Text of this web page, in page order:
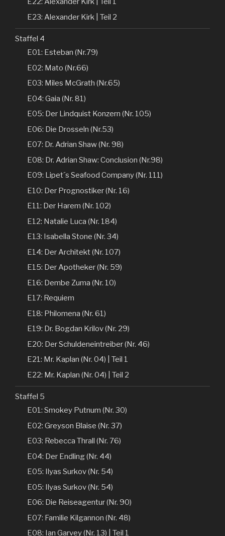
E23: Alexander Kirk | Teil 2
Staffel 4
E01: Esteban (Nr.79)
E02: Mato (Nr.66)
E03: Miles McGrath (Nr.65)
E04: Gaia (Nr. 81)
E05: Der Lindquist Konzern (Nr. 105)
E06: Die Drosseln (Nr.53)
E07: Dr. Adrian Shaw (Nr. 98)
E08: Dr. Adrian Shaw: Conclusion (Nr.98)
E09: Lipet´s Seafood Company (Nr. 111)
E10: Der Prognostiker (Nr. 16)
E11: Der Harem (Nr. 102)
E12: Natalie Luca (Nr. 184)
E13: Isabella Stone (Nr. 34)
E14: Der Architekt (Nr. 107)
E15: Der Apotheker (Nr. 59)
E16: Dembe Zuma (Nr. 10)
E17: Requiem
E18: Philomena (Nr. 61)
E19: Dr. Bogdan Krilov (Nr. 29)
E20: Der Schuldeneintreiber (Nr. 46)
E21: Mr. Kaplan (Nr. 04) | Teil 1
E22: Mr. Kaplan (Nr. 04) | Teil 2
Staffel 5
E01: Smokey Putnum (Nr. 30)
E02: Greyson Blaise (Nr. 37)
E03: Rebecca Thrall (Nr. 76)
E04: Der Endling (Nr. 44)
E05: Ilyas Surkov (Nr. 54)
E05: Ilyas Surkov (Nr. 54)
E06: Die Reiseagentur (Nr. 90)
E07: Familie Kilgannon (Nr. 48)
E08: Ian Garvey (Nr. 13) | Teil 1